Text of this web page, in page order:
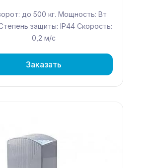
до 500 кг. Мощность: Вт
защиты: IP44 Скорость:
0,2 м/с
Заказать